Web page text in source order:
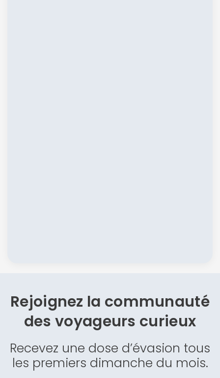
Rejoignez la communauté
desvoyageurs curieux
Recevez une dose d’évasion tous
les premiers dimanche du mois.